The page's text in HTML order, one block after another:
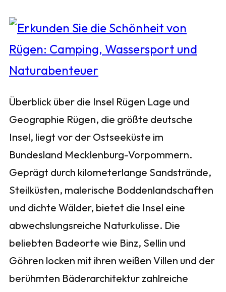
Überblick über die Insel Rügen Lage und
Geographie Rügen, die größte deutsche
Insel, liegt vor der Ostseeküste im
Bundesland Mecklenburg-Vorpommern.
Geprägt durch kilometerlange Sandstrände,
Steilküsten, malerische Boddenlandschaften
und dichte Wälder, bietet die Insel eine
abwechslungsreiche Naturkulisse. Die
beliebten Badeorte wie Binz, Sellin und
Göhren locken mit ihren weißen Villen und der
berühmten Bäderarchitektur zahlreiche